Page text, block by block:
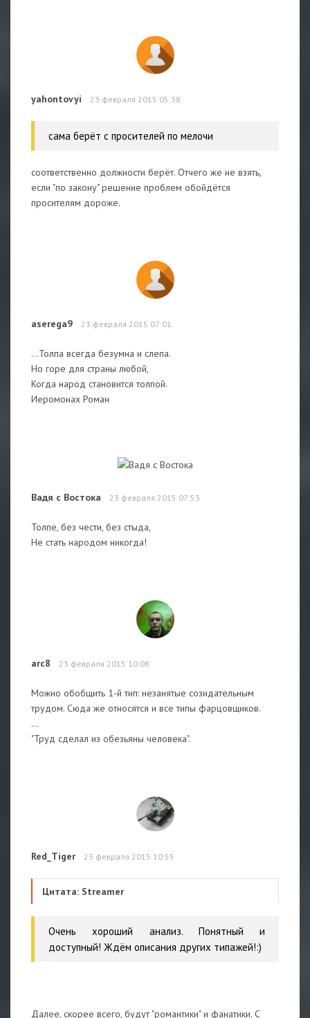
yahontovyi 23 февраля 2015 05:38
сама берёт с просителей по мелочи
соответственно должности берёт. Отчего же не взять,
если "по закону" решение проблем обойдётся
просителям дороже.
aserega9 23 февраля 2015 07:01
...Толпа всегда безумна и слепа.
Но горе для страны любой,
Когда народ становится толпой.
Иеромонах Роман
Вадя с Востока 23 февраля 2015 07:53
Толпе, без чести, без стыда,
Не стать народом никогда!
arc8 23 февраля 2015 10:08
Можно обобщить 1-й тип: незанятые созидательным
трудом. Сюда же относятся и все типы фарцовщиков.
...
"Труд сделал из обезьяны человека".
Red_Tiger 23 февраля 2015 10:55
Цитата: Streamer
Очень хороший анализ. Понятный и
доступный! Ждём описания других типажей!:)
Далее, скорее всего, будут "романтики" и фанатики. С